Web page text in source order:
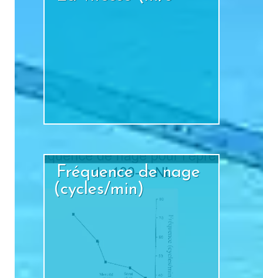
Fréquence de nage
(cycles/min)